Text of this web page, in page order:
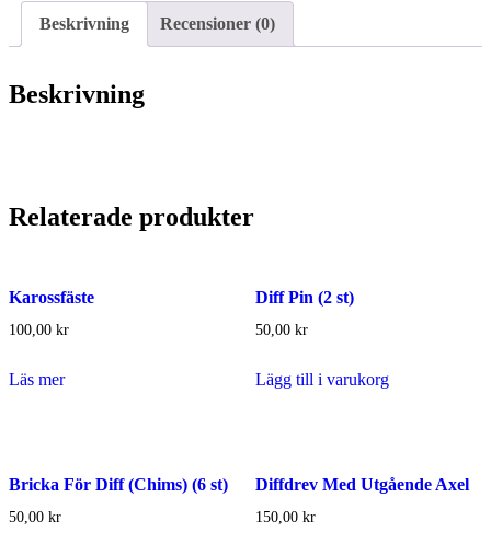
st)
Beskrivning Recensioner (0)
Beskrivning
Relaterade produkter
Karossfäste
100,00 kr
Läs mer
Diff Pin (2 st)
50,00 kr
Lägg till i varukorg
Bricka För Diff (Chims) (6 st)
50,00 kr
Diffdrev Med Utgående Axel
150,00 kr